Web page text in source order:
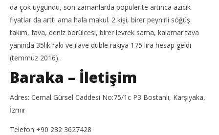
da çok uygundu, son zamanlarda popülerite artınca azıcık
fiyatlar da arttı ama hala makul. 2 kişi, birer peynirli söğüş
takım, fava, deniz börülcesi, birer levrek sama, kalamar tava
yanında 35lik rakı ve ilave duble rakıya 175 lira hesap geldi
(temmuz 2016).
Baraka – İletişim
Adres: Cemal Gürsel Caddesi No:75/1c P3 Bostanlı, Karşıyaka,
İzmir
Telefon +90 232 3627428